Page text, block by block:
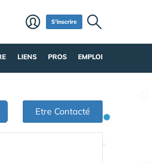
S'inscrire
LIENS PROS EMPLOI
Etre Contacté